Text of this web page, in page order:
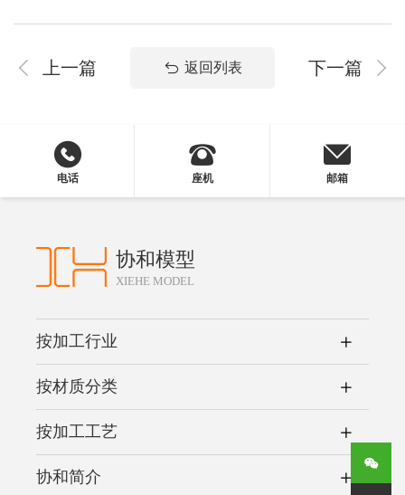
上一篇 返回列表 下一篇
电话 座机 邮箱
协和模型
XIEHE MODEL
按加工行业
按材质分类
按加工工艺
协和简介